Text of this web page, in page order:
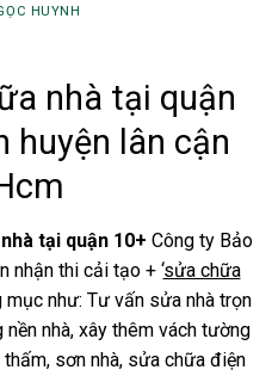
HUYNH
nhà tại quận
huyện lân cận
tại quận 10+ Công ty Bảo
nhận thi cải tạo + ‘sửa chữa
mục như: Tư vấn sửa nhà trọn
nhà, xây thêm vách tường
sơn nhà, sửa chữa điện